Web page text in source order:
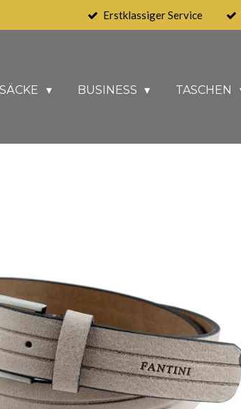
Erstklassiger Service
BUSINESS TASCHEN